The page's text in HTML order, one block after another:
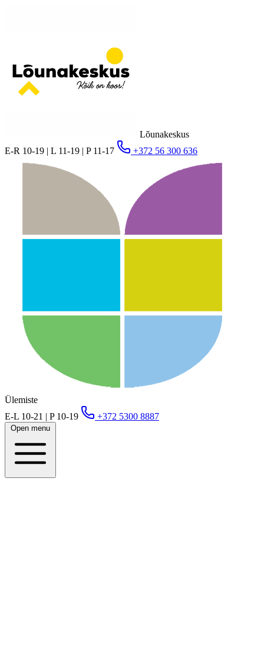
Lõunakeskus
E-R 10-19 | L 11-19 | P 11-17
+372 56 300 636
Ülemiste
E-L 10-21 | P 10-19
+372 5300 8887
Open menu